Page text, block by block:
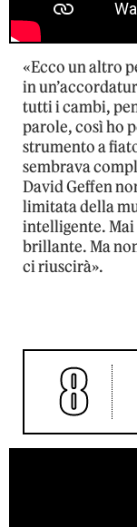
«Ecco un altro
in
tutti i cambi,
parole, così ho
strumento a
sembrava
David Geffen
limitata della
intelligente. Mai
brillante. Ma
ci riuscirà».
8